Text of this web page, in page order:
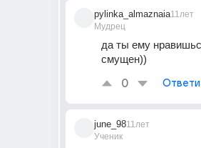
pylinka_almaznaia
Мудрец
11лет
да ты ему
смущен))
0
june_98
Ученик
11лет